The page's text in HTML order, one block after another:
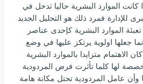
كانت الموارد البشرية حاليا تدخل في
للإدارة فمرد ذلك هو التحليل الجديد
الموارد البشرية كإحدى عناصر
جعلها اولوية يرتكز عليها في وضع
الاهتمام متزايدا بالموارد البشرية
لها كلما تأثرت فرض المردودية
عامل المردودية تحتل مكانة هامة